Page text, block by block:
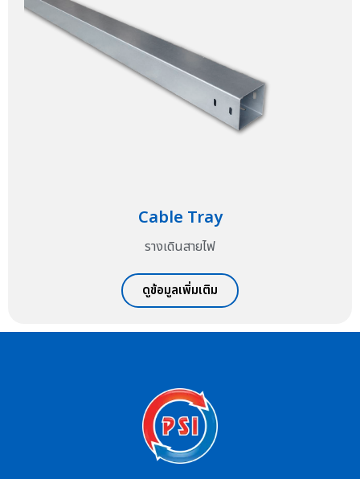
Cable Tray
รางเดินสายไฟ
ดูข้อมูลเพิ่มเติม